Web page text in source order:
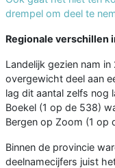
drempel om deel te
Regionale verschillen
Landelijk gezien nam
overgewicht deel aan
lag dit aantal zelfs nog
Boekel (1 op de 538)
Bergen op Zoom (1 op
Binnen de provincie
deelnamecijfers juist